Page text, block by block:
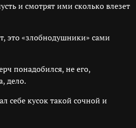
и смотрят ими сколько влезет
это «злобнодушники» сами
понадобился, не его,
дело.
себе кусок такой сочной и